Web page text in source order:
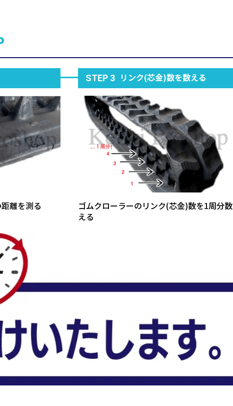
離を測る
STEP 3 リンク(芯金)数を数える
ゴムクローラーのリンク(芯金)数を1周分数
える